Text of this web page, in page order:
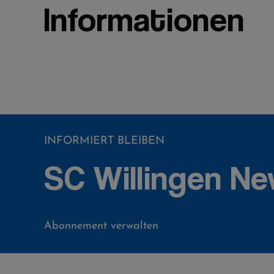
Informationen
INFORMIERT BLEIBEN
SC Willingen
Abonnement verwalten